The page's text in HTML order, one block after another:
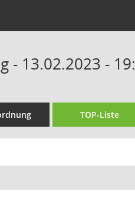
- 13.02.2023 -
TOP-Liste